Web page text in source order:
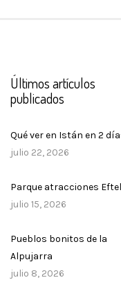
Últimos artículos
publicados
Qué ver en Istán en 2
julio 22, 2026
Parque atracciones
julio 15, 2026
Pueblos bonitos de la
Alpujarra
julio 8, 2026